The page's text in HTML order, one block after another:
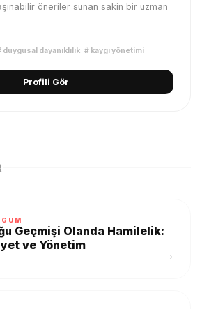
öneriler sunan sakin bir uzman
duygusal dayanıklılık # kaygı yönetimi
Profili Gör
Geçmişi Olanda Hamilelik:
ve Yönetim
→